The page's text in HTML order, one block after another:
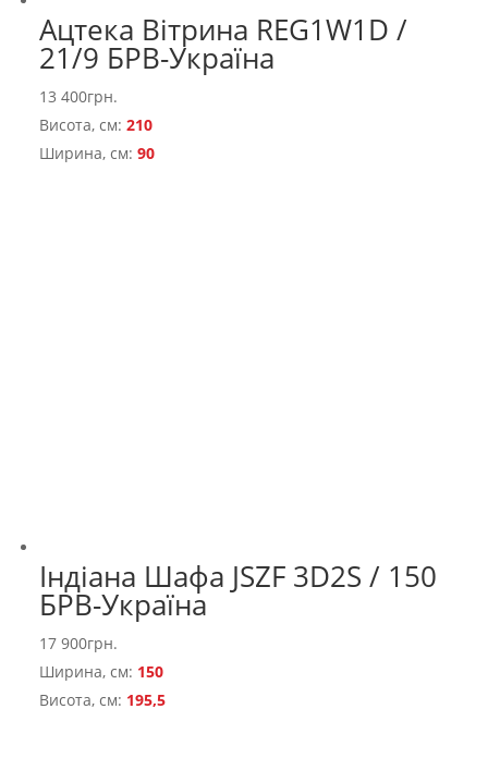
Ацтека Вітрина REG1W1D /
21/9 БРВ-Україна
13 400грн.
Висота, см:210
Ширина, см:90
Індіана Шафа JSZF 3D2S / 150
БРВ-Україна
17 900грн.
Ширина, см: 150
Висота, см: 195,5